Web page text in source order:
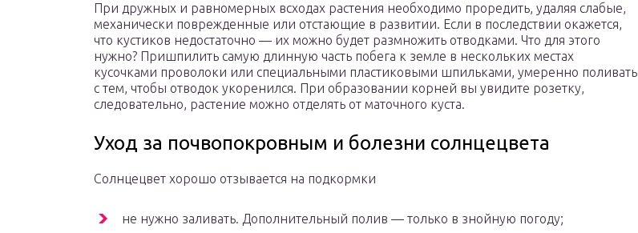
При дружных и равномерных всходах растения необходимо проредить, удаляя слабые,
механически поврежденные или отстающие в развитии. Если в последствии окажется,
что кустиков недостаточно — их можно будет размножить отводками. Что для этого
нужно? Пришпилить самую длинную часть побега к земле в нескольких местах
кусочками проволоки или специальными пластиковыми шпильками, умеренно поливать
с тем, чтобы отводок укоренился. При образовании корней вы увидите розетку,
следовательно, растение можно отделять от маточного куста.
Уход за почвопокровным и болезни солнцецвета
Солнцецвет хорошо отзывается на подкормки
не нужно заливать. Дополнительный полив — только в знойную погоду;